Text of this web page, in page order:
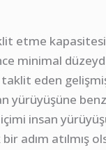
etme
minimal
taklit eden
yürüyüşüne
insan
adım atılmış